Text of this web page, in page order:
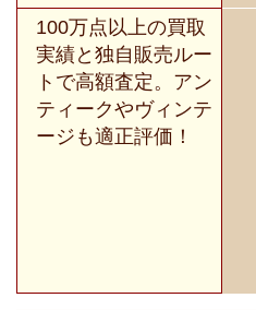
100万点以上の買取
実績と独自販売ルー
トで高額査定。アン
ティークやヴィンテ
ージも適正評価！